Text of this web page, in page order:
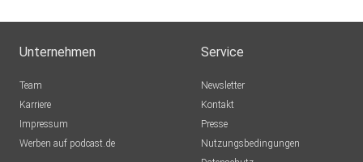
Unternehmen
Team
Karriere
Impressum
Werben auf podcast.de
Service
Newsletter
Kontakt
Presse
Nutzungsbedingungen